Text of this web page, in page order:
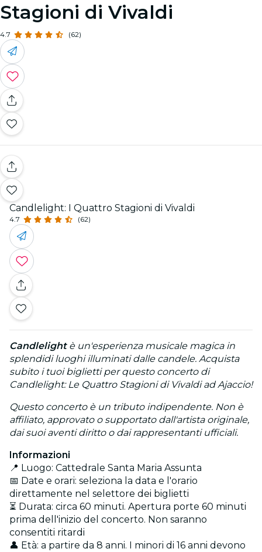
Stagioni di Vivaldi
4.7 (62)
Candlelight: I Quattro Stagioni di Vivaldi
4.7 (62)
Candlelightè un'esperienza musicale magica in
splendidi luoghi illuminati dalle candele. Acquista
subito i tuoi biglietti per questo concerto di
Candlelight: Le Quattro Stagioni di Vivaldi ad Ajaccio!
Questo concerto è un tributo indipendente. Non è
affiliato, approvato o supportato dall'artista originale,
dai suoi aventi diritto o dai rappresentanti ufficiali.
Informazioni
📍 Luogo: Cattedrale Santa Maria Assunta
📅 Date e orari: seleziona la data e l'orario
direttamente nel selettore dei biglietti
⏳ Durata: circa 60 minuti. Apertura porte 60 minuti
prima dell'inizio del concerto. Non saranno
consentiti ritardi
👤 Età: a partire da 8 anni. I minori di 16 anni devono